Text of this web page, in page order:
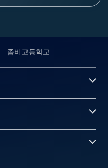
좀비고등학교